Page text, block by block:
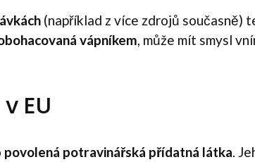
(například z více zdrojů současně)
vápníkem, může mít smysl
EU
povolená potravinářská přídatná látka .